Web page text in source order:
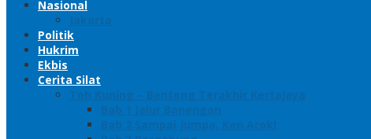
Nasional
Jakarta
Politik
Hukrim
Ekbis
Cerita Silat
Toh Kuning – Benteng Terakhir Kertajaya
Bab 1 Jalur Banengan
Bab 2 Sampai Jumpa, Ken Arok!